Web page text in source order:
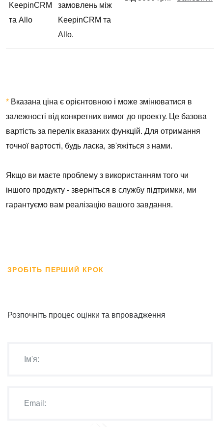
KeepinCRM
та Allo
замовлень між
KeepinCRM та
Allo.
* Вказана ціна є орієнтовною і може змінюватися в
залежності від конкретних вимог до проекту. Це базова
вартість за перелік вказаних функцій. Для отримання
точної вартості, будь ласка, зв'яжіться з нами.
Якщо ви маєте проблему з використанням того чи
іншого продукту - зверніться в службу підтримки, ми
гарантуємо вам реалізацію вашого завдання.
ЗРОБІТЬ ПЕРШИЙ КРОК
Розпочніть процес оцінки та впровадження